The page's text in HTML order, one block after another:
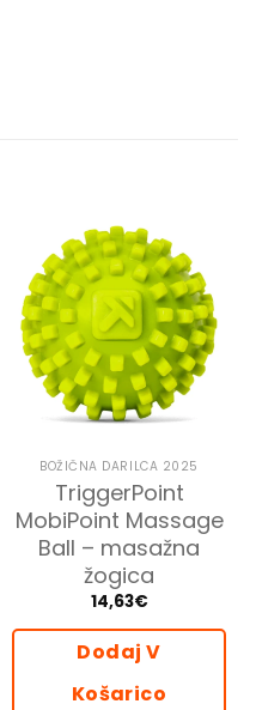
BOŽIČNA DARILCA 2025
TriggerPoint
MobiPoint Massage
Ball – masažna
žogica
14,63€
Dodaj V
Košarico